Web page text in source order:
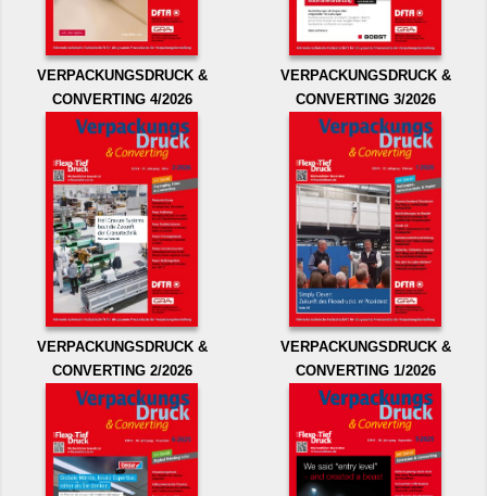
VERPACKUNGSDRUCK &
CONVERTING 4/2026
VERPACKUNGSDRUCK &
CONVERTING 3/2026
VERPACKUNGSDRUCK &
CONVERTING 2/2026
VERPACKUNGSDRUCK &
CONVERTING 1/2026